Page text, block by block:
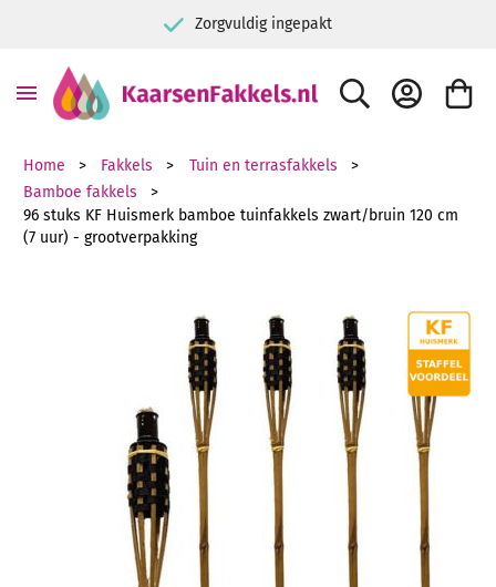
Zorgvuldig ingepakt
ZOEK ACCOUNT
Home Fakkels
Tuin en terrasfakkels
Bamboe fakkels
96 stuks KF Huismerk bamboe tuinfakkels zwart/bruin 120 cm
(7 uur) - grootverpakking
Ga naar het einde van de afbeeldingen-gallerij